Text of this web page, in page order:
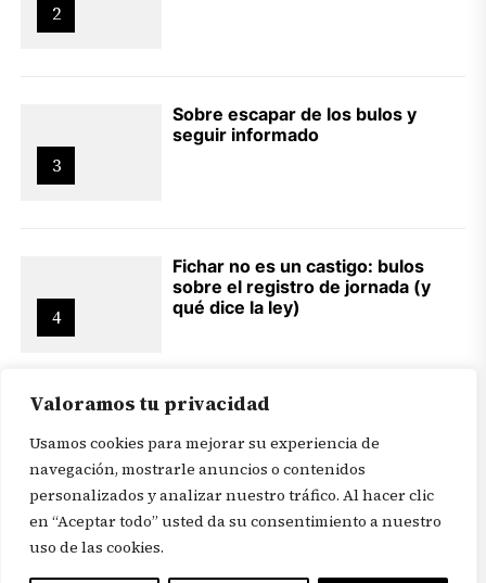
Valoramos tu privacidad
Usamos cookies para mejorar su experiencia de
navegación, mostrarle anuncios o contenidos
personalizados y analizar nuestro tráfico. Al hacer clic
en “Aceptar todo” usted da su consentimiento a nuestro
uso de las cookies.
2
3
Sobre escapar de los bulos y
seguir informado
4
Fichar no es un castigo: bulos
sobre el registro de jornada (y
qué dice la ley)
© 2026Revista In Itinere. Todos los derechos reservados |
Aviso legal|Política de privacidad